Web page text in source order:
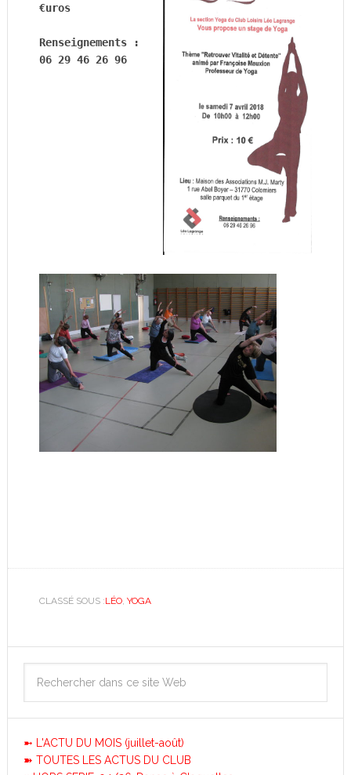
€uros
Renseignements :
06 29 46 26 96
CLASSÉ SOUS :LÉO, YOGA
➼ L'ACTU DU MOIS (juillet-août)
➽ TOUTES LES ACTUS DU CLUB